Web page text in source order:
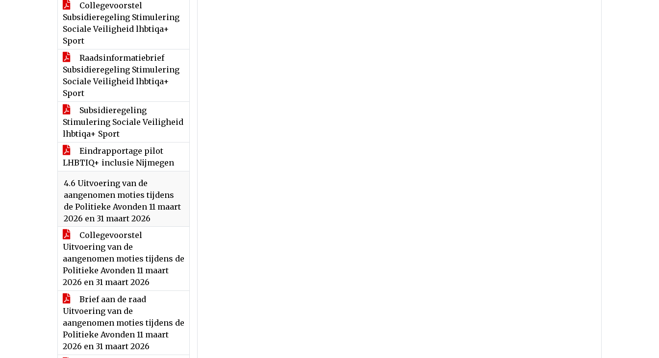
Collegevoorstel
Subsidieregeling Stimulering
Sociale Veiligheid lhbtiqa+
Sport
Raadsinformatiebrief
Subsidieregeling Stimulering
Sociale Veiligheid lhbtiqa+
Sport
Subsidieregeling
Stimulering Sociale Veiligheid
lhbtiqa+ Sport
Eindrapportage pilot
LHBTIQ+ inclusie Nijmegen
4.6 Uitvoering van de
aangenomen moties tijdens
de Politieke Avonden 11 maart
2026 en 31 maart 2026
Collegevoorstel
Uitvoering van de
aangenomen moties tijdens de
Politieke Avonden 11 maart
2026 en 31 maart 2026
Brief aan de raad
Uitvoering van de
aangenomen moties tijdens de
Politieke Avonden 11 maart
2026 en 31 maart 2026